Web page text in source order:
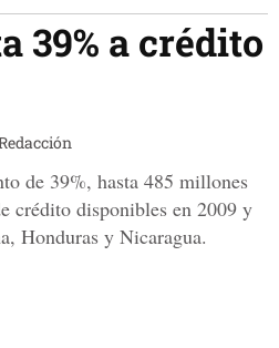
39% a crédito
de 39%, hasta 485 millones
crédito disponibles en 2009 y
Honduras y Nicaragua.